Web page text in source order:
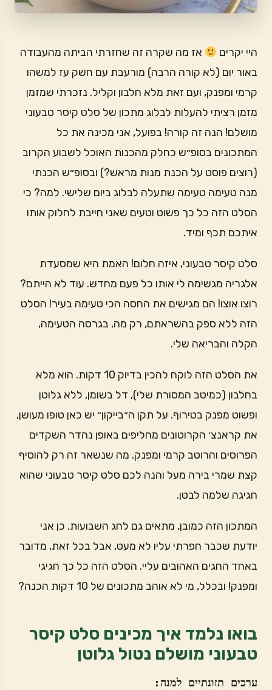
היי יקרים
אז מה שקרה זה שחזרתי הביתה מהעבודה
באור יום (לא קורה הרבה) מורעבת עם חשק עז למשהו
קרמי ומפנק, ועם זאת מלא חלבון וקליל. נזכרתי שמזמן
מזמן רציתי להעלות לבלוג מתכון של סלט קיסר טבעוני
מושלם! הנה זה קורה! בפועל, אני מכינה את כל
המתכונים בסופ״ש כחלק מהכנות האוכל לשבוע הקרוב
(רוצים פוסט על הכנת מנות מראש?) ובסופ״ש הכנתי
מנה טעימה טעימה שתעלה לבלוג ביום שלישי. למה? כי
הסלט הזה כל כך פשוט וטעים שאני חייבת לחלוק אותו
איתכם תכף ומיד.
סלט קיסר טבעוני, איזה חלום! האמת היא שמסעדת
אלגריה מגשימה לי אותו כל פעם מחדש. עוד לא הייתם?
רוצו אוצו! הם מגישים את החסה הכי טעימה בעיר! הסלט
הזה ללא ספק בהשראתם, רק מה, בגרסה הטעימה,
הקלה והבריאה שלי.
את הסלט הזה לוקח להכין בדיוק 10 דקות. הוא מלא
בחלבון (כמיטב המסורת שלי), דל בשומן, ללא גלוטן
ופשוט מפנק בטירוף. על תקן ה״בייקון״ יש כאן טופו מעושן,
את קראנצ׳ הקרוטונים מחליפים באופן נהדר השקדים
הפרוסים והרוטב קרמי ומפנק. מה שנשאר זה רק להוסיף
קצת שמרי בירה מעל והנה לכם סלט קיסר טבעוני שהוא
חגיגה שלמה לבטן.
המתכון הזה כמובן, מתאים גם לחג השבועות. כן אני
יודעת שכבר חפרתי עליו לא מעט, אבל בכל זאת, מדובר
באחד החגים האהובים עליי. הסלט הזה כל כך חגיגי
ומפנק! ובכלל, מי לא אוהב מתכונים של 10 דקות הכנה?
בואו נלמד איך מכינים סלט קיסר
טבעוני מושלם נטול גלוטן
ערכים תזונתיים למנה: